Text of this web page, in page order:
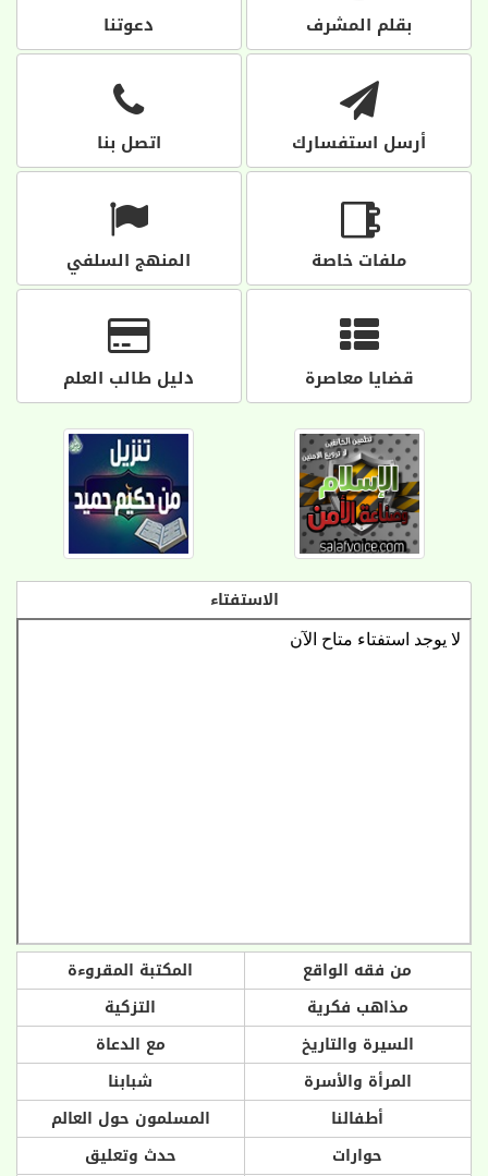
بقلم المشرف دعوتنا
أرسل استفسارك اتصل بنا
ملفات خاصة المنهج السلفي
قضايا معاصرة دليل طالب العلم
الاستفتاء
من فقه الواقع
المكتبة المقروءة
مذاهب فكرية
التزكية
السيرة والتاريخ
مع الدعاة
المرأة والأسرة
شبابنا
أطفالنا
المسلمون حول العالم
حوارات
حدث وتعليق